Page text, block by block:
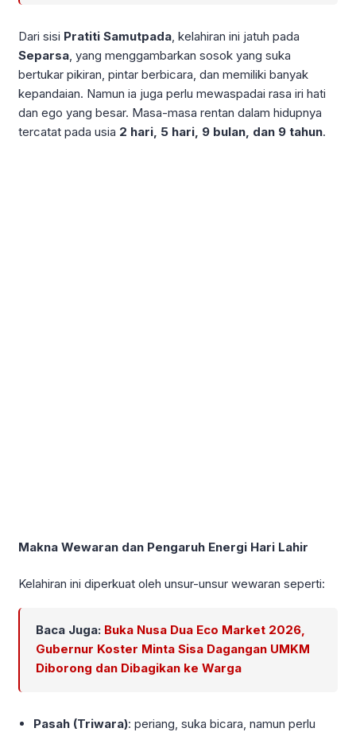
Dari sisi Pratiti Samutpada , kelahiran ini jatuh pada
Separsa , yang menggambarkan sosok yang suka
bertukar pikiran, pintar berbicara, dan memiliki banyak
kepandaian. Namun ia juga perlu mewaspadai rasa iri hati
dan ego yang besar. Masa-masa rentan dalam hidupnya
tercatat pada usia 2 hari, 5 hari, 9 bulan, dan 9 tahun.
Makna Wewaran dan Pengaruh Energi Hari Lahir
Kelahiran ini diperkuat oleh unsur-unsur wewaran seperti:
Baca Juga: Buka Nusa Dua Eco Market 2026,
Gubernur Koster Minta Sisa Dagangan UMKM
Diborong dan Dibagikan ke Warga
Pasah (Triwara): periang, suka bicara, namun perlu